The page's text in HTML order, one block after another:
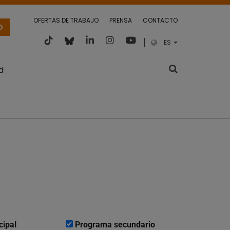
OFERTAS DE TRABAJO PRENSA CONTACTO
ES
Programa secundario